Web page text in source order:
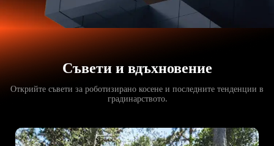
Съвети и вдъхновение
Открийте съвети за роботизирано косене и последните тенденции в
градинарството.